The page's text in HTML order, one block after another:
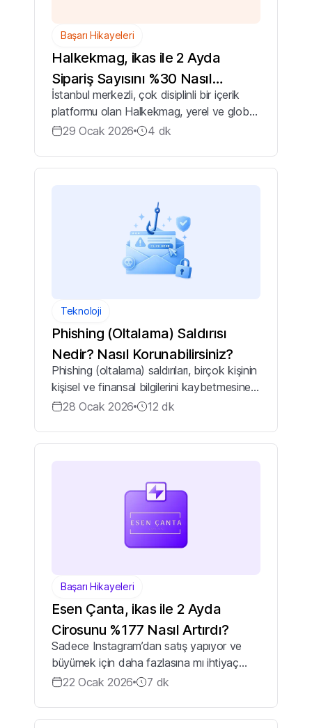
Başarı Hikayeleri
Halkekmag, ikas ile 2 Ayda
Sipariş Sayısını %30 Nasıl
Artırdı?
İstanbul merkezli, çok disiplinli bir içerik
platformu olan Halkekmag, yerel ve global
kitleler için ürettiği özgün içeriklerle haber,
29 Ocak 2026 4 dk
Teknoloji
Phishing (Oltalama) Saldırısı
Nedir? Nasıl Korunabilirsiniz?
Phishing (oltalama) saldırıları, birçok kişinin
kişisel ve finansal bilgilerini kaybetmesine
yol açan ciddi bir güvenlik sorunudur. Bir e-
28 Ocak 2026 12 dk
Başarı Hikayeleri
Esen Çanta, ikas ile 2 Ayda
Cirosunu %177 Nasıl Artırdı?
Sadece Instagram’dan satış yapıyor ve
büyümek için daha fazlasına mı ihtiyaç
duyuyorsunuz? Müşteri verilerinizi
22 Ocak 2026 7 dk